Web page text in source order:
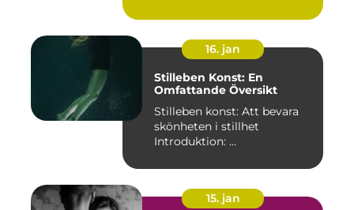
16. jan
Stilleben Konst: En
Omfattande Översikt
Stilleben konst: Att bevara
skönheten i stillhet
Introduktion: ...
15. jan